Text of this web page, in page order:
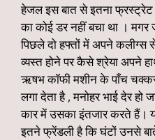
हेजल इस बात से इतना फ्रस्ट्रेट
का कोई डर नहीं बचा था ।
पिछले दो हफ्तों में अपने कलीग्स
व्यस्त होने पर कैसे श्रेया अपने
ऋषभ कॉफी मशीन के पाँच
लगा देता है , मनोहर भाई देर
कार में उसका इंतजार करते हैं।
इतने फ्रेंडली है कि घंटों उनसे